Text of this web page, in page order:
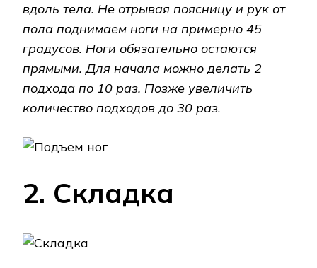
вдоль тела. Не отрывая поясницу и рук от
пола поднимаем ноги на примерно 45
градусов. Ноги обязательно остаются
прямыми. Для начала можно делать 2
подхода по 10 раз. Позже увеличить
количество подходов до 30 раз.
2. Складка